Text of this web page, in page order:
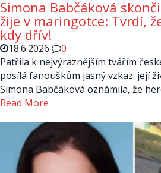
Simona Babčáková
žije v maringotce: Tvrdí,
kdy dřív!
18.6.2026
0
Patřila k nejvýraznějším tvářím
posílá fanouškům jasný vzkaz: její
Simona Babčáková oznámila, že
Read More